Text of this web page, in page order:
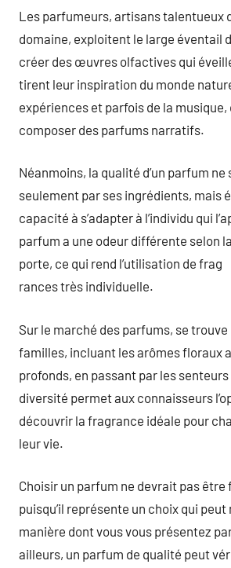
Les parfumeurs, artisans talentueux
domaine, exploitent le large éventail
créer des œuvres olfactives qui
tirent leur inspiration du monde
expériences et parfois de la musique,
composer des parfums narratifs.
Néanmoins, la qualité d’un parfum ne
seulement par ses ingrédients, mais
capacité à s’adapter à l’individu qui
parfum a une odeur différente selon
porte, ce qui rend l’utilisation de frag
rances très individuelle.
Sur le marché des parfums, se
familles, incluant les arômes floraux
profonds, en passant par les senteurs
diversité permet aux connaisseurs
découvrir la fragrance idéale pour
leur vie.
Choisir un parfum ne devrait pas être
puisqu’il représente un choix qui peut
manière dont vous vous présentez
ailleurs, un parfum de qualité peut